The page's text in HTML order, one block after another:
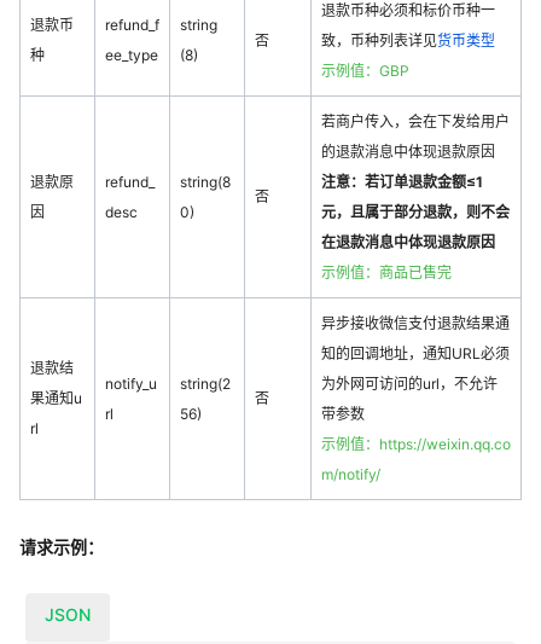
退款币
种
refund_f
ee_type
string
(8)
否
退款币种必须和标价币种一
致，币种列表详见货币类型
示例值：GBP
退款原
因
refund_
desc
string(8
0)
否
若商户传入，会在下发给用户
的退款消息中体现退款原因
注意：若订单退款金额≤1
元，且属于部分退款，则不会
在退款消息中体现退款原因
示例值：商品已售完
退款结
果通知u
rl
notify_u
rl
string(2
56)
否
异步接收微信支付退款结果通
知的回调地址，通知URL必须
为外网可访问的url，不允许
带参数
示例值：https://weixin.qq.co
m/notify/
请求示例：
JSON